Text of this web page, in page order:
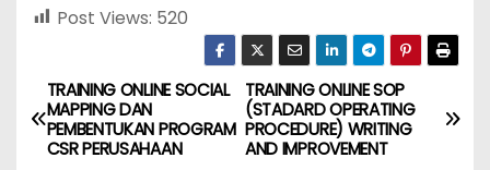
Post Views: 520
P
o
TRAINING ONLINE SOP
(STADARD OPERATING
PROCEDURE) WRITING
AND IMPROVEMENT
TRAINING ONLINE SOCIAL
MAPPING DAN
PEMBENTUKAN PROGRAM
CSR PERUSAHAAN